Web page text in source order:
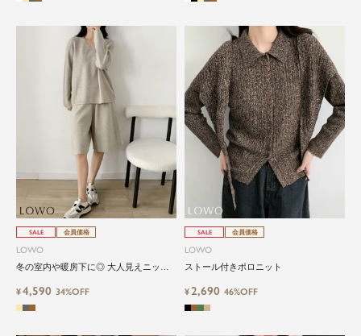
SALE 会員価格
LOWO
冬の室内や暖房下に◎ 大人見えニット
¥4,590 34%OFF
SALE 会員価格
LOWO
ストール付きポロニット
¥2,690 46%OFF